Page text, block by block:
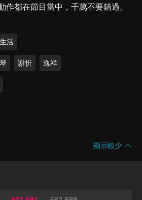
作都在節目當中，千萬不要錯過。
生活
謝忻 逸祥
顯示較少